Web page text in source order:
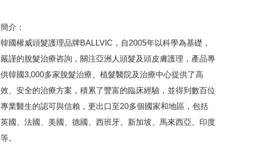
簡介：
韓國權威頭髮護理品牌BALLVIC，自2005年以科學為基礎，
嚴謹的脫髮治療咨詢，關注亞洲人頭髮及頭皮膚護理，產品專
供韓國3,000多家脫髮治療、植髮醫院及治療中心提供了高
效、安全的治療方案，積累了豐富的臨床經驗，並得到數百位
專業醫生的認可與信賴，更出口至20多個國家和地區，包括
英國、法國、美國、德國、西班牙、新加坡、馬來西亞、印度
等。